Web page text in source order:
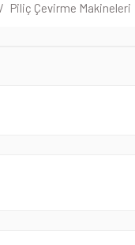
Piliç Çevirme Makineleri